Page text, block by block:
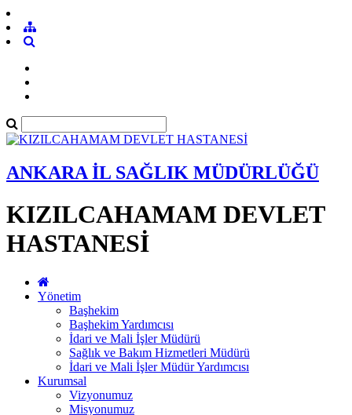
ANKARA İL SAĞLIK MÜDÜRLÜĞÜ
KIZILCAHAMAM DEVLET
HASTANESİ
Yönetim
Başhekim
Başhekim Yardımcısı
İdari ve Mali İşler Müdürü
Sağlık ve Bakım Hizmetleri Müdürü
İdari ve Mali İşler Müdür Yardımcısı
Kurumsal
Vizyonumuz
Misyonumuz